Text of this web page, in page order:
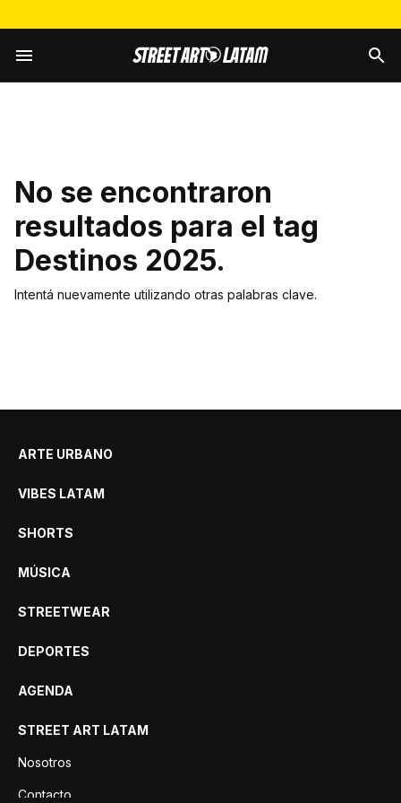
No se encontraron
resultados para el tag
Destinos 2025.
Intentá nuevamente utilizando otras palabras clave.
ARTE URBANO
VIBES LATAM
SHORTS
MÚSICA
STREETWEAR
DEPORTES
AGENDA
STREET ART LATAM
Nosotros
Contacto